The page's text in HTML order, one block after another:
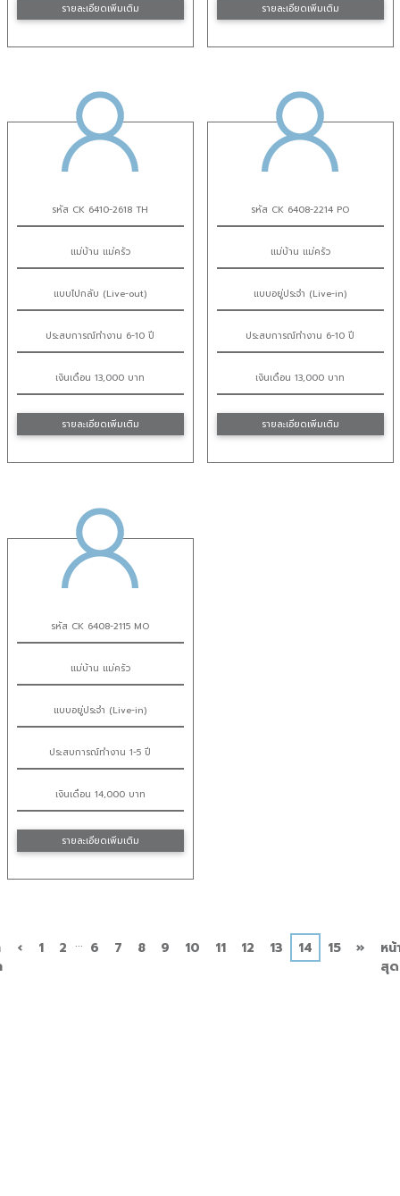
รายละเอียดเพิ่มเติม รายละเอียดเพิ่มเติม
รหัส CK 6410-2618 TH
แม่บ้าน แม่ครัว
แบบไปกลับ (Live-out)
ประสบการณ์ทำงาน 6-10 ปี
เงินเดือน 13,000 บาท
รายละเอียดเพิ่มเติม
รหัส CK 6408-2214 PO
แม่บ้าน แม่ครัว
แบบอยู่ประจำ (Live-in)
ประสบการณ์ทำงาน 6-10 ปี
เงินเดือน 13,000 บาท
รายละเอียดเพิ่มเติม
รหัส CK 6408-2115 MO
แม่บ้าน แม่ครัว
แบบอยู่ประจำ (Live-in)
ประสบการณ์ทำงาน 1-5 ปี
เงินเดือน 14,000 บาท
รายละเอียดเพิ่มเติม
‹ก่อน
1 2 ... 6 7 8 9 10 11 12 13 14 15 »ถัดหน้
สุ